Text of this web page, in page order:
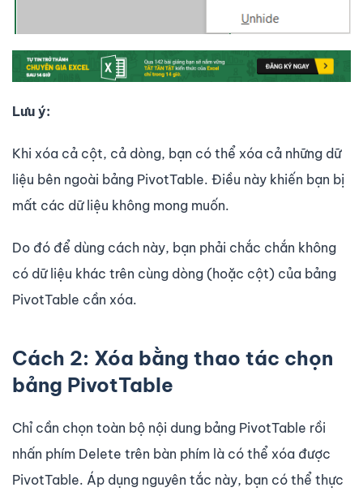
Lưu ý:
Khi xóa cả cột, cả dòng, bạn có thể xóa cả những dữ
liệu bên ngoài bảng PivotTable. Điều này khiến bạn bị
mất các dữ liệu không mong muốn.
Do đó để dùng cách này, bạn phải chắc chắn không
có dữ liệu khác trên cùng dòng (hoặc cột) của bảng
PivotTable cần xóa.
Cách 2: Xóa bằng thao tác chọn
bảng PivotTable
Chỉ cần chọn toàn bộ nội dung bảng PivotTable rồi
nhấn phím Delete trên bàn phím là có thể xóa được
PivotTable. Áp dụng nguyên tắc này, bạn có thể thực